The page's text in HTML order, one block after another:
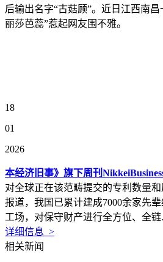
后输出名字“古菇顾”。近日江西南
丽莎芭蕊”惹起网友围不雅。
18
01
2026
本经济旧事》旗下周刊
对全球正在该范畴提交的专利数量
报道，我国已累计建成7000余家先
工场，对保守财产进行全方位、全链
详细信息 >
相关新闻